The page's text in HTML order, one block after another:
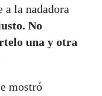
a la nadadora
No
una y otra
mostró